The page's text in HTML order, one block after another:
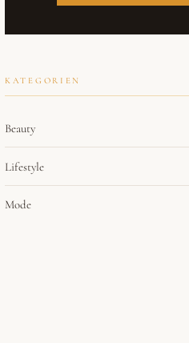
KATEGORIEN
Beauty
Lifestyle
Mode